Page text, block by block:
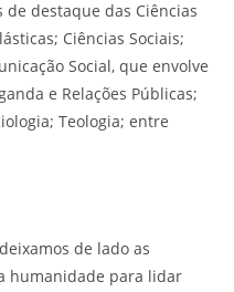
de destaque das Ciências
Ciências Sociais;
Social, que envolve
e Relações Públicas;
Teologia; entre
de lado as
humanidade para lidar